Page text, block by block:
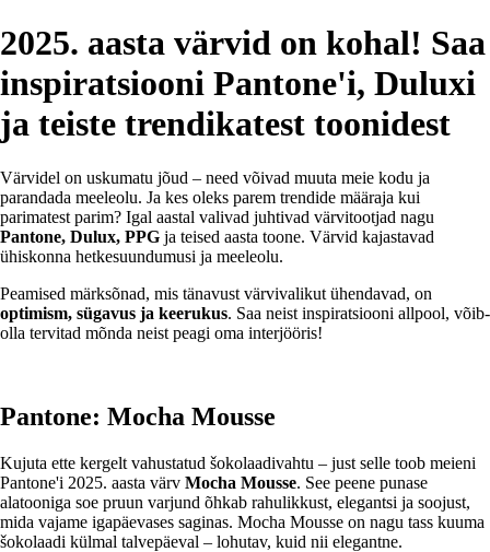
2025. aasta värvid on kohal! Saa
inspiratsiooni Pantone'i, Duluxi
ja teiste trendikatest toonidest
Värvidel on uskumatu jõud – need võivad muuta meie kodu ja
parandada meeleolu. Ja kes oleks parem trendide määraja kui
parimatest parim? Igal aastal valivad juhtivad värvitootjad nagu
Pantone, Dulux, PPG ja teised aasta toone. Värvid kajastavad
ühiskonna hetkesuundumusi ja meeleolu.
Peamised märksõnad, mis tänavust värvivalikut ühendavad, on
optimism, sügavus ja keerukus. Saa neist inspiratsiooni allpool, võib-
olla tervitad mõnda neist peagi oma interjööris!
Pantone: Mocha Mousse
Kujuta ette kergelt vahustatud šokolaadivahtu – just selle toob meieni
Pantone'i 2025. aasta värv Mocha Mousse. See peene punase
alatooniga soe pruun varjund õhkab rahulikkust, elegantsi ja soojust,
mida vajame igapäevases saginas. Mocha Mousse on nagu tass kuuma
šokolaadi külmal talvepäeval – lohutav, kuid nii elegantne.